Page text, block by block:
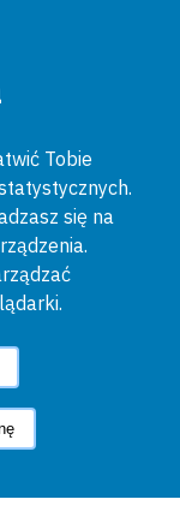
Tobie
się na